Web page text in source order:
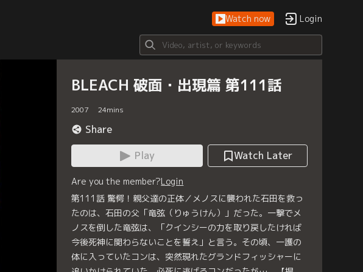
Watch now Login
BLEACH 破面・出現篇 第111話
2007 24mins
Share
Play
Watch Later
Are you the member?Login
第111話 驚愕！親父達の正体／メノスに襲われた石田を救っ
たのは、石田の父「竜弦（りゅうけん）」だった。一撃でメ
ノスを倒した竜弦は、「クインシーの力を取り戻したければ
今後死神に関わらないことを誓え」と言う。その頃、一護の
体に入っていたコンは、突然現れたグランドフィッシャーに